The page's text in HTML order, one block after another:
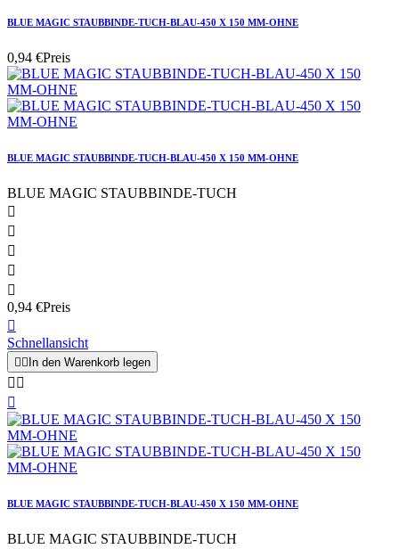
BLUE MAGIC STAUBBINDE-TUCH-BLAU-450 X 150 MM-OHNE
0,94 €Preis
BLUE MAGIC STAUBBINDE-TUCH-BLAU-450 X 150 MM-OHNE
BLUE MAGIC STAUBBINDE-TUCH





0,94 €Preis

Schnellansicht
  In den Warenkorb legen
 

BLUE MAGIC STAUBBINDE-TUCH-BLAU-450 X 150 MM-OHNE
BLUE MAGIC STAUBBINDE-TUCH